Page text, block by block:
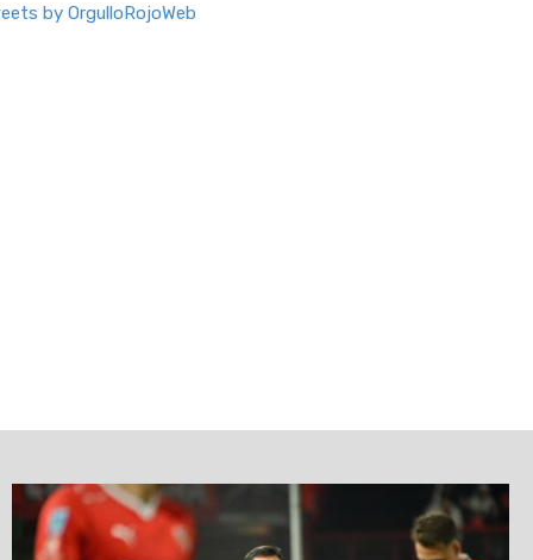
by OrgulloRojoWeb